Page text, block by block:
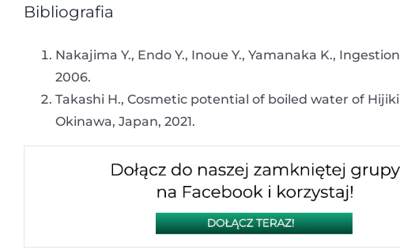
Bibliografia
Nakajima Y., Endo Y., Inoue Y., Yamanaka K.,
2006.
Takashi H., Cosmetic potential of boiled water of
Okinawa, Japan, 2021.